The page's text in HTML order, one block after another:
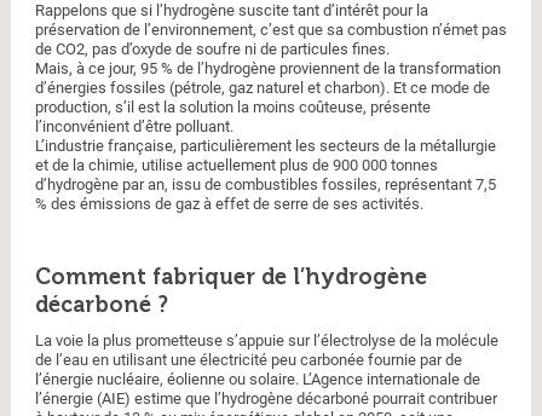
Rappelons que si l’hydrogène suscite tant d’intérêt pour la
préservation de l’environnement, c’est que sa combustion n’émet pas
de CO2, pas d’oxyde de soufre ni de particules fines.
Mais, à ce jour, 95 % de l’hydrogène proviennent de la transformation
d’énergies fossiles (pétrole, gaz naturel et charbon). Et ce mode de
production, s’il est la solution la moins coûteuse, présente
l’inconvénient d’être polluant.
L’industrie française, particulièrement les secteurs de la métallurgie
et de la chimie, utilise actuellement plus de 900 000 tonnes
d’hydrogène par an, issu de combustibles fossiles, représentant 7,5
% des émissions de gaz à effet de serre de ses activités.
Comment fabriquer de l’hydrogène
décarboné ?
La voie la plus prometteuse s’appuie sur l’électrolyse de la molécule
de l’eau en utilisant une électricité peu carbonée fournie par de
l’énergie nucléaire, éolienne ou solaire. L’Agence internationale de
l’énergie (AIE) estime que l’hydrogène décarboné pourrait contribuer